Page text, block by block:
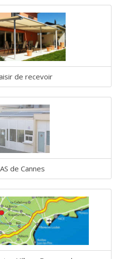
de recevoir
de Cannes